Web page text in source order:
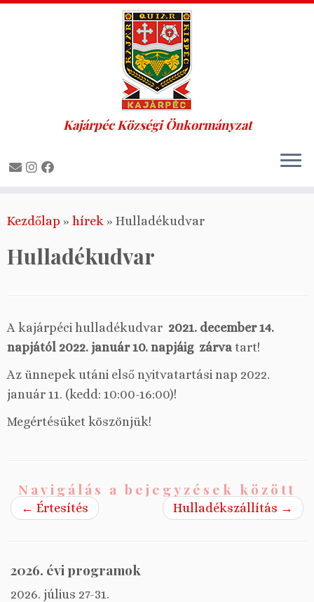
to
Kajárpéc Községi Önkormányzat
Kezdőlap » hírek » Hulladékudvar
Hulladékudvar
A kajárpéci hulladékudvar 2021. december 14.
napjától 2022. január 10. napjáig zárva tart!
Az ünnepek utáni első nyitvatartási nap 2022.
január 11. (kedd: 10:00-16:00)!
Megértésüket köszönjük!
Navigálás a bejegyzések között
← Értesítés Hulladékszállítás →
2026. évi programok
2026. július 27-31.